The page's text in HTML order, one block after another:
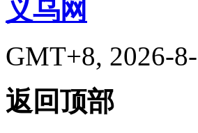
义乌网
GMT+8, 2026-
返回顶部